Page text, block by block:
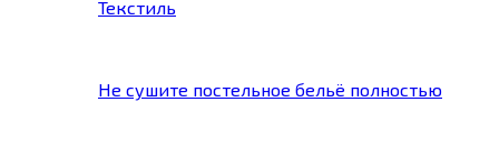
Текстиль
Не сушите постельное бельё полностью